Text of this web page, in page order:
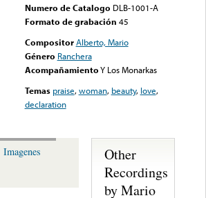
Numero de Catalogo DLB-1001-A
Formato de grabación 45
Compositor Alberto, Mario
Género Ranchera
AcompañamientoY Los Monarkas
Temas praise,woman, beauty, love,
declaration
Imagenes
Other
Recordings
by Mario